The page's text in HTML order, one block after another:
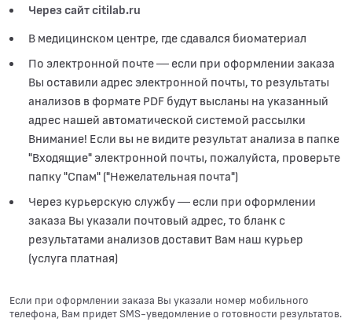
Через сайт citilab.ru
В медицинском центре, где сдавался биоматериал
По электронной почте — если при оформлении заказа
Вы оставили адрес электронной почты, то результаты
анализов в формате PDF будут высланы на указанный
адрес нашей автоматической системой рассылки
Внимание! Если вы не видите результат анализа в папке
"Входящие" электронной почты, пожалуйста, проверьте
папку "Спам" ("Нежелательная почта")
Через курьерскую службу — если при оформлении
заказа Вы указали почтовый адрес, то бланк с
результатами анализов доставит Вам наш курьер
(услуга платная)
Если при оформлении заказа Вы указали номер мобильного
телефона, Вам придет SMS-уведомление о готовности результатов.